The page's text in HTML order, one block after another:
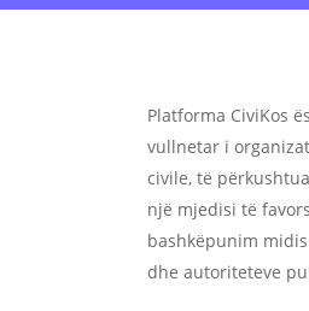
Platforma CiviKos
vullnetar i
civile, të
një mjedisi të
bashkëpunim
dhe autoriteteve